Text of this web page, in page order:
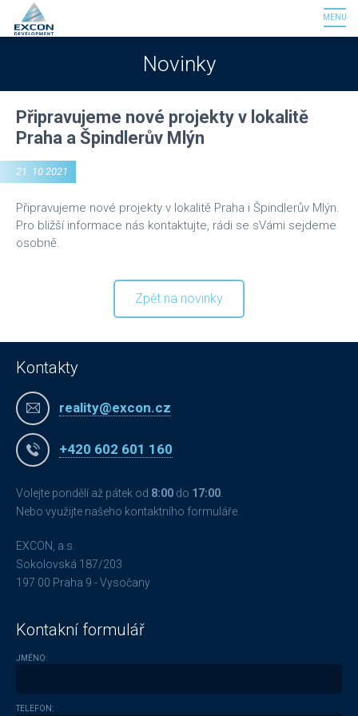
MENU
Novinky
Připravujeme nové projekty v lokalitě
Praha a Špindlerův Mlýn
21. 10 2021
Připravujeme nové projekty v lokalitě Praha i Špindlerův Mlýn.
Pro bližší informace nás kontaktujte, rádi se sVámi sejdeme
osobně.
Zpět na novinky
Kontakty
reality@excon.cz
+420 602 601 160
Volejte pondělí až pátek od 8:00 do 17:00
Nebo využijte našeho kontaktního formuláře.
EXCON, a.s.
Sokolovská 187/203
197 00 Praha 9 - Vysočany
Kontakní formulář
JMÉNO:
TELEFON: